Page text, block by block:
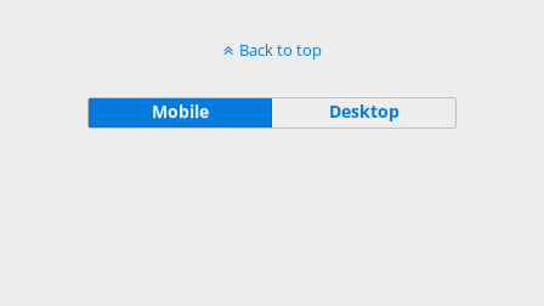
Back to top
Mobile Desktop